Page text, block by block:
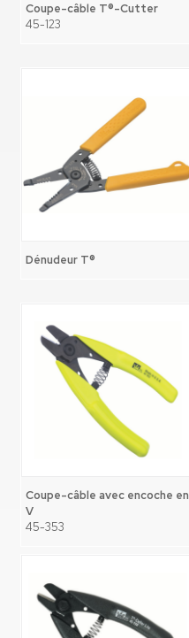
Coupe-câble T®-Cutter
45-123
Dénudeur T®
Coupe-câble avec encoche en
V
45-353